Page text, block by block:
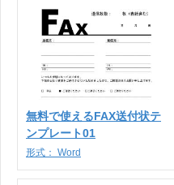
無料で使えるFAX送付状テ
ンプレート01
形式： Word